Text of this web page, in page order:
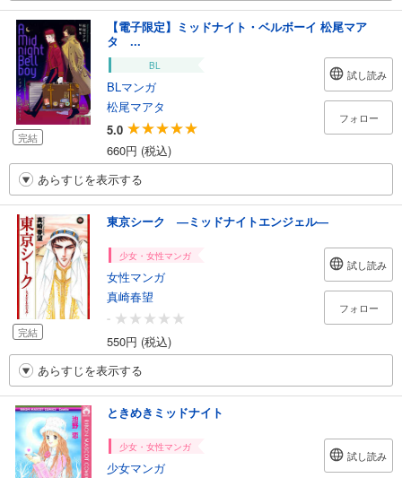
完結
【電子限定】ミッドナイト・ベルボーイ 松尾マア
タ ...
BL
BLマンガ
松尾マアタ
5.0
660円 (税込)
試し読み
フォロー
あらすじを表示する
完結
東京シーク ―ミッドナイトエンジェル―
少女・女性マンガ
女性マンガ
真崎春望
-
550円 (税込)
試し読み
フォロー
あらすじを表示する
ときめきミッドナイト
少女・女性マンガ
少女マンガ
試し読み